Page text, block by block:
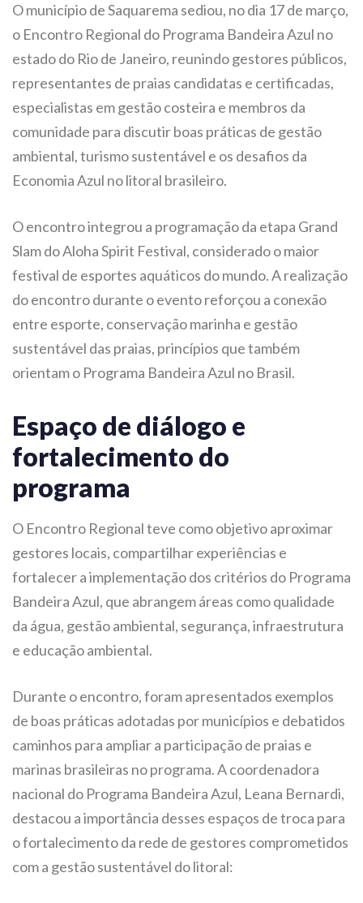
O município de Saquarema sediou, no dia 17 de março,
o Encontro Regional do Programa Bandeira Azul no
estado do Rio de Janeiro, reunindo gestores públicos,
representantes de praias candidatas e certificadas,
especialistas em gestão costeira e membros da
comunidade para discutir boas práticas de gestão
ambiental, turismo sustentável e os desafios da
Economia Azul no litoral brasileiro.
O encontro integrou a programação da etapa Grand
Slam do Aloha Spirit Festival, considerado o maior
festival de esportes aquáticos do mundo. A realização
do encontro durante o evento reforçou a conexão
entre esporte, conservação marinha e gestão
sustentável das praias, princípios que também
orientam o Programa Bandeira Azul no Brasil.
Espaço de diálogo e
fortalecimento do
programa
O Encontro Regional teve como objetivo aproximar
gestores locais, compartilhar experiências e
fortalecer a implementação dos critérios do Programa
Bandeira Azul, que abrangem áreas como qualidade
da água, gestão ambiental, segurança, infraestrutura
e educação ambiental.
Durante o encontro, foram apresentados exemplos
de boas práticas adotadas por municípios e debatidos
caminhos para ampliar a participação de praias e
marinas brasileiras no programa. A coordenadora
nacional do Programa Bandeira Azul, Leana Bernardi,
destacou a importância desses espaços de troca para
o fortalecimento da rede de gestores comprometidos
com a gestão sustentável do litoral: